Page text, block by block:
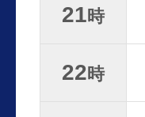
21時
22時